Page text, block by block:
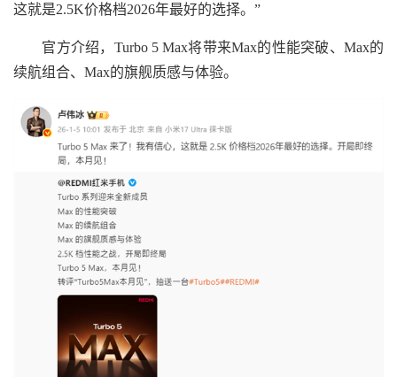
这就是2.5K价格档2026年最好的选择。”
官方介绍，Turbo 5 Max将带来Max的性能突破、Max的
续航组合、Max的旗舰质感与体验。